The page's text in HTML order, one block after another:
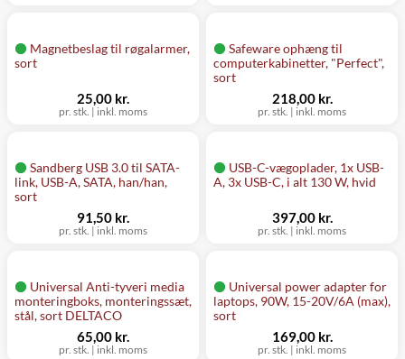
Magnetbeslag til røgalarmer,
sort
pr. stk. | inkl. moms
25,00 kr.
Safeware ophæng til
computerkabinetter, "Perfect",
sort
pr. stk. | inkl. moms
218,00 kr.
Sandberg USB 3.0 til SATA-
link, USB-A, SATA, han/han,
sort
pr. stk. | inkl. moms
91,50 kr.
USB-C-vægoplader, 1x USB-
A, 3x USB-C, i alt 130 W, hvid
pr. stk. | inkl. moms
397,00 kr.
Universal Anti-tyveri media
monteringboks, monteringssæt,
stål, sort DELTACO
pr. stk. | inkl. moms
65,00 kr.
Universal power adapter for
laptops, 90W, 15-20V/6A (max),
sort
pr. stk. | inkl. moms
169,00 kr.